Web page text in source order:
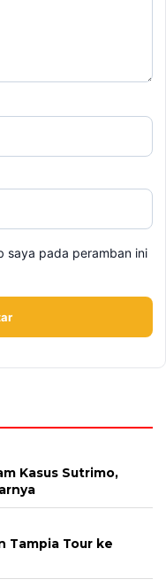
Tour ke
Petir TVRI
FJ Sekaligus,